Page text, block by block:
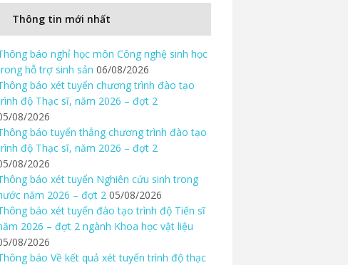
Thông tin mới nhất
báo nghỉ học môn Công nghệ sinh học
hỗ trợ sinh sản 06/08/2026
báo xét tuyển chương trình đào tạo
độ Thạc sĩ, năm 2026 – đợt 2
08/2026
báo tuyển thẳng chương trình đào tạo
độ Thạc sĩ, năm 2026 – đợt 2
08/2026
báo xét tuyển Nghiên cứu sinh trong
năm 2026 – đợt 2 05/08/2026
báo xét tuyển đào tạo trình độ Tiến sĩ
2026 – đợt 2 ngành Khoa học vật liệu
08/2026
báo Về kết quả xét tuyển trình độ thạc